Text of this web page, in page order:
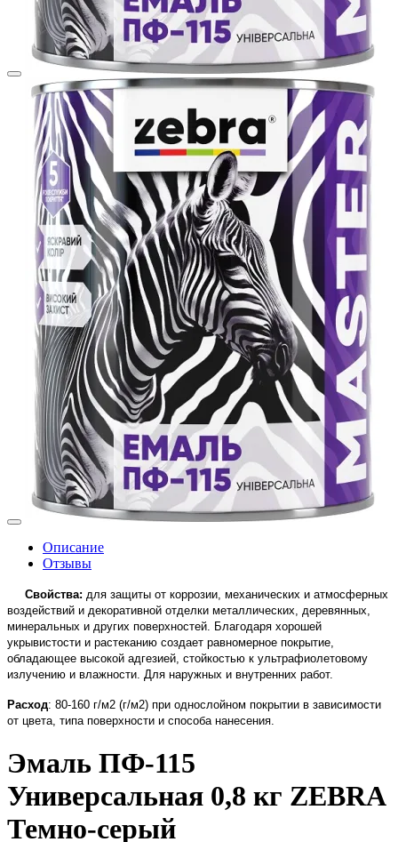
Описание
Отзывы
Свойства: для защиты от коррозии, механических и атмосферных
воздействий и декоративной отделки металлических, деревянных,
минеральных и других поверхностей. Благодаря хорошей
укрывистости и растеканию создает равномерное покрытие,
обладающее высокой адгезией, стойкостью к ультрафиолетовому
излучению и влажности. Для наружных и внутренних работ.
Расход: 80-160 г/м2 (г/м2) при однослойном покрытии в зависимости
от цвета, типа поверхности и способа нанесения.
Эмаль ПФ-115
Универсальная 0,8 кг ZEBRA
Темно-серый